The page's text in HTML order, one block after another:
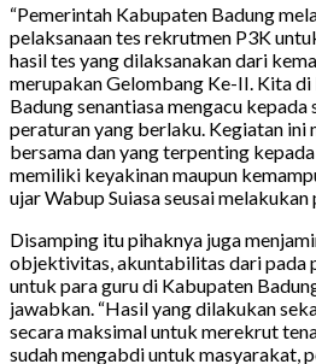
“Pemerintah Kabupaten Badung
pelaksanaan tes rekrutmen P3K
hasil tes yang dilaksanakan dari
merupakan Gelombang Ke-II. Kita
Badung senantiasa mengacu
peraturan yang berlaku. Kegiatan ini
bersama dan yang terpenting
memiliki keyakinan maupun
ujar Wabup Suiasa seusai melakukan
Disamping itu pihaknya juga
objektivitas, akuntabilitas dari pada
untuk para guru di Kabupaten
jawabkan. “Hasil yang dilakukan
secara maksimal untuk merekrut
sudah mengabdi untuk masyarakat,